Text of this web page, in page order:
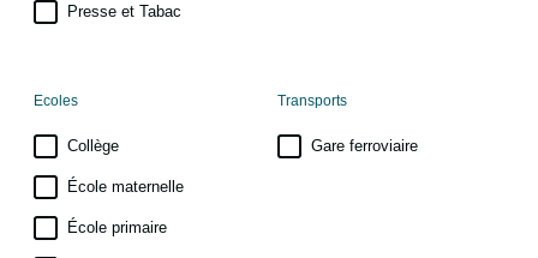
Presse et Tabac
Ecoles
Collège
École maternelle
École primaire
Transports
Gare ferroviaire